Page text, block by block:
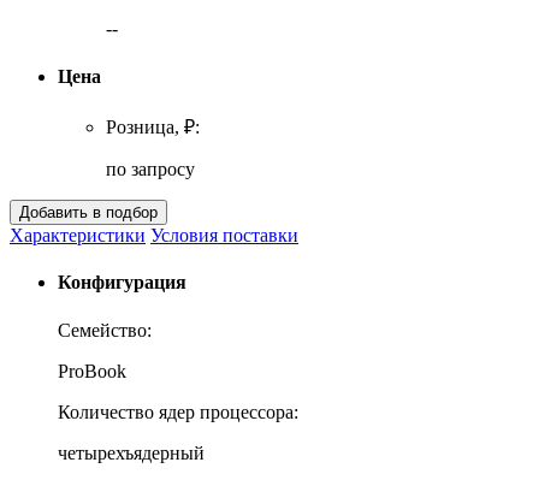
--
Цена
Розница, ₽:
по запросу
Характеристики Условия поставки
Конфигурация
Семейство:
ProBook
Количество ядер процессора:
четырехъядерный